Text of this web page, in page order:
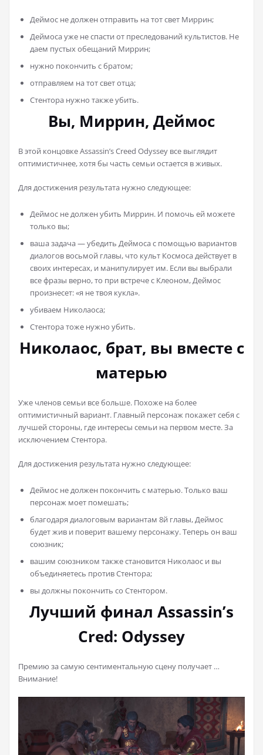
Деймос не должен отправить на тот свет Миррин;
Деймоса уже не спасти от преследований культистов. Не
даем пустых обещаний Миррин;
нужно покончить с братом;
отправляем на тот свет отца;
Стентора нужно также убить.
Вы, Миррин, Деймос
В этой концовке Assassin’s Creed Odyssey все выглядит
оптимистичнее, хотя бы часть семьи остается в живых.
Для достижения результата нужно следующее:
Деймос не должен убить Миррин. И помочь ей можете
только вы;
ваша задача — убедить Деймоса с помощью вариантов
диалогов восьмой главы, что культ Космоса действует в
своих интересах, и манипулирует им. Если вы выбрали
все фразы верно, то при встрече с Клеоном, Деймос
произнесет: «я не твоя кукла».
убиваем Николаоса;
Стентора тоже нужно убить.
Николаос, брат, вы вместе с
матерью
Уже членов семьи все больше. Похоже на более
оптимистичный вариант. Главный персонаж покажет себя с
лучшей стороны, где интересы семьи на первом месте. За
исключением Стентора.
Для достижения результата нужно следующее:
Деймос не должен покончить с матерью. Только ваш
персонаж моет помешать;
благодаря диалоговым вариантам 8й главы, Деймос
будет жив и поверит вашему персонажу. Теперь он ваш
союзник;
вашим союзником также становится Николаос и вы
объединяетесь против Стентора;
вы должны покончить со Стентором.
Лучший финал Assassin’s
Cred: Odyssey
Премию за самую сентиментальную сцену получает …
Внимание!